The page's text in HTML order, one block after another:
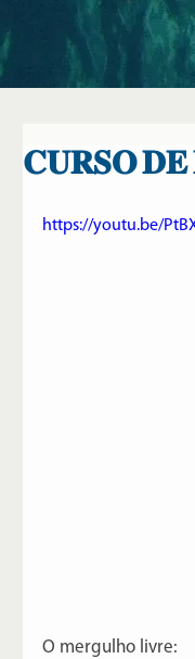
𝐂𝐔𝐑𝐒𝐎
https://youtu.be/
O mergulho livre: